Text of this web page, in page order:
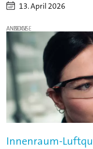
13. April 2026
ANZEIGE
Innenraum-